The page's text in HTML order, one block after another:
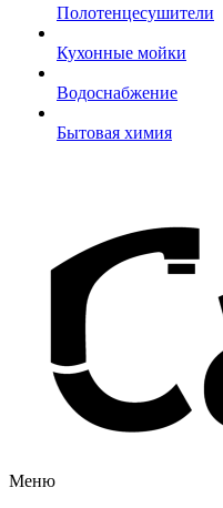
Полотенцесушители
Кухонные мойки
Водоснабжение
Бытовая химия
Меню